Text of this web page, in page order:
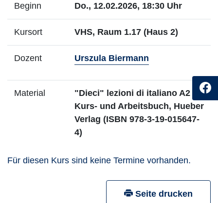
Beginn Do., 12.02.2026, 18:30 Uhr
Kursort VHS, Raum 1.17 (Haus 2)
Dozent Urszula Biermann- Mehr Infos
Material
"Dieci" lezioni di italiano A2 -
Kurs- und Arbeitsbuch, Hueber
Verlag (ISBN 978-3-19-015647-
4)
Für diesen Kurs sind keine Termine vorhanden.
Seite drucken